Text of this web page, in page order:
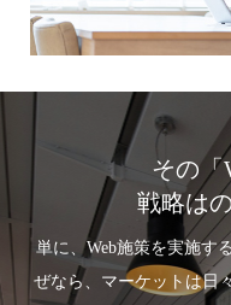
その「
戦略は
単に、Web施策を実施す
ぜなら、マーケットは日